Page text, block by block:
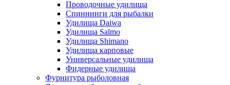
Проводочные удилища
Спиннинги для рыбалки
Удилища Daiwa
Удилища Salmo
Удилища Shimano
Удилища карповые
Универсальные удилища
Фидерные удилища
Фурнитура рыболовная